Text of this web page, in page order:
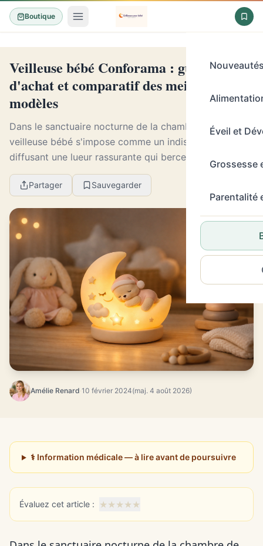
Boutique
Éveil et
Grossesse
Parentalité
Veilleuse bébé Conforama : guide
d'achat et comparatif des meilleurs
modèles
Dans le sanctuaire nocturne de la chambre de bébé, la
veilleuse bébé s'impose comme un indispensable,
diffusant une lueur rassurante qui berce son sommeil.
Conforama, acteur incontournable de l'équipe...
Partager Sauvegarder
Amélie Renard·10 février 2024(maj. 4 août 2026)
⚕️ Information médicale — à lire avant de poursuivre
Évaluez cet article : ★★★★★